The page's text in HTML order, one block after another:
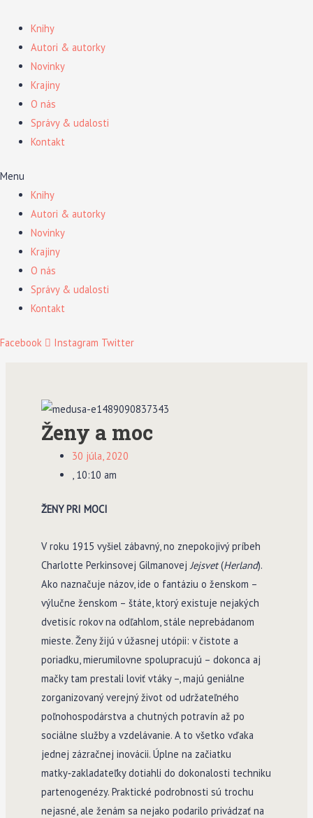
obsah
Knihy
Autori & autorky
Novinky
Krajiny
O nás
Správy & udalosti
Kontakt
Menu
Knihy
Autori & autorky
Novinky
Krajiny
O nás
Správy & udalosti
Kontakt
Facebook Instagram Twitter
Ženy a moc
30 júla, 2020
,10:10 am
ŽENY PRI MOCI
V roku 1915 vyšiel zábavný, no znepokojivý príbeh
Charlotte Perkinsovej Gilmanovej Jejsvet(Herland).
Ako naznačuje názov, ide o fantáziu o ženskom –
výlučne ženskom – štáte, ktorý existuje nejakých
dvetisíc rokov na odľahlom, stále neprebádanom
mieste. Ženy žijú v úžasnej utópii: v čistote a
poriadku, mierumilovne spolupracujú – dokonca aj
mačky tam prestali loviť vtáky –, majú geniálne
zorganizovaný verejný život od udržateľného
poľnohospodárstva a chutných potravín až po
sociálne služby a vzdelávanie. A to všetko vďaka
jednej zázračnej inovácii. Úplne na začiatku
matky‑zakladateľky dotiahli do dokonalosti techniku
partenogenézy. Praktické podrobnosti sú trochu
nejasné, ale ženám sa nejako podarilo privádzať na